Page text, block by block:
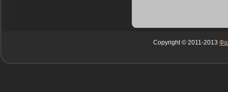
Copyright © 2011-2013